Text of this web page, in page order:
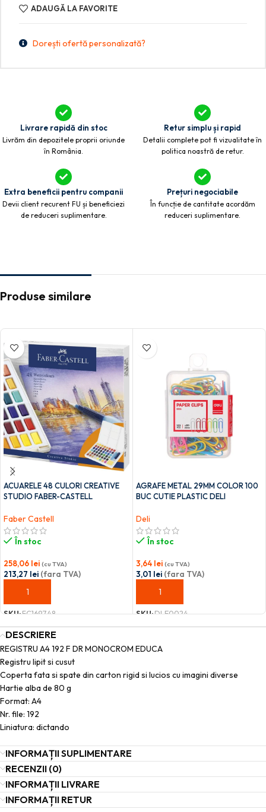
ADAUGĂ LA FAVORITE
Dorești ofertă personalizată?
Livrare rapidă din stoc
Livrăm din depozitele proprii oriunde
în România.
Retur simplu și rapid
Detalii complete pot fi vizualitate în
politica noastră de retur.
Extra beneficii pentru companii
Devii client recurent FU și beneficiezi
de reduceri suplimentare.
Prețuri negociabile
În funcție de cantitate acordăm
reduceri suplimentare.
Produse similare
ACUARELE 48 CULORI CREATIVE
STUDIO FABER-CASTELL
Faber Castell
În stoc
258,06 lei (cu TVA)
213,27 lei (fara TVA)
ADAUGĂ ÎN COȘ
SKU:FC169748
AGRAFE METAL 29MM COLOR 100
BUC CUTIE PLASTIC DELI
Deli
În stoc
3,64 lei (cu TVA)
3,01 lei (fara TVA)
ADAUGĂ ÎN COȘ
SKU:DLE0024
DESCRIERE
REGISTRU A4 192 F DR MONOCROM EDUCA
Registru lipit si cusut
Coperta fata si spate din carton rigid si lucios cu imagini diverse
Hartie alba de 80 g
Format: A4
Nr. file: 192
Liniatura: dictando
INFORMAȚII SUPLIMENTARE
RECENZII (0)
INFORMAȚII LIVRARE
INFORMAȚII RETUR